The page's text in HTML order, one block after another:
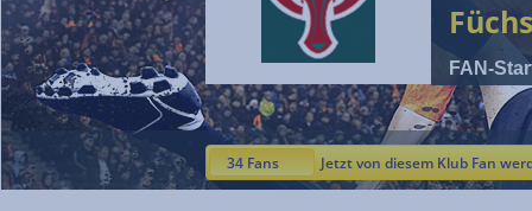
FAN-
34 Fans Jetzt von diesem Klub Fan